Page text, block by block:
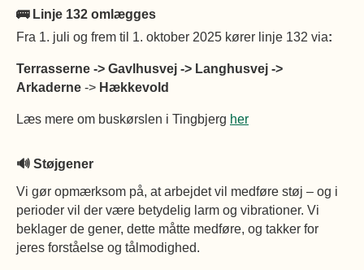
🚌 Linje 132 omlægges
Fra 1. juli og frem til 1. oktober 2025 kører linje 132 via:
Terrasserne -> Gavlhusvej -> Langhusvej ->
Arkaderne -> Hækkevold
Læs mere om buskørslen i Tingbjerg her
🔊 Støjgener
Vi gør opmærksom på, at arbejdet vil medføre støj – og i
perioder vil der være betydelig larm og vibrationer. Vi
beklager de gener, dette måtte medføre, og takker for
jeres forståelse og tålmodighed.